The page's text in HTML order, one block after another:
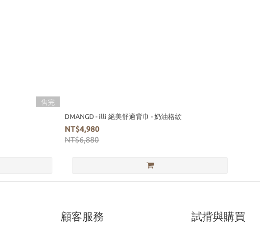
售完
DMANGD - illi 絕美舒適背巾 - 奶油格紋
NT$4,980
NT$6,880
顧客服務 試揹與購買